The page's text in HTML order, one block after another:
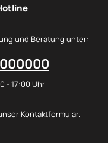
und Beratung unter:
- 17:00 Uhr
Kontaktformular.